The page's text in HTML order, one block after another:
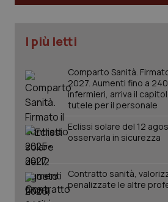
I più letti
Comparto Sanità.
2027. Aumenti fino a
infermieri, arriva il
tutele per il personale
Eclissi solare del 12
osservarla in sicurezza
Contratto sanità,
penalizzate le altre